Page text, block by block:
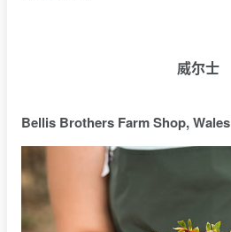
威尔士
Bellis Brothers Farm Shop, Wales